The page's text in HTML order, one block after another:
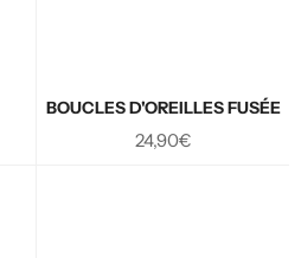
BOUCLES D'OREILLES FUSÉE
Prix
24,90€